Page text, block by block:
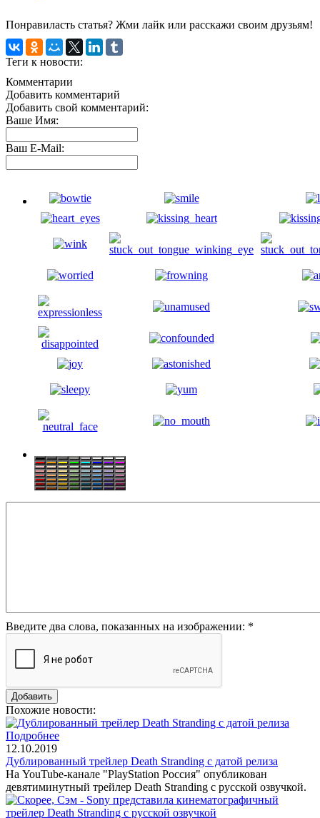
Понравиласть статья? Жми лайк или расскажи своим друзьям!
Теги к новости:
Комментарии
Добавить комментарий
Добавить свой комментарий:
Ваше Имя:
Ваш E-Mail:
Введите два слова, показанных на изображении: *
Похожие новости:
Подробнее
12.10.2019
Дублированный трейлер Death Stranding с датой релиза
На YouTube-канале "PlayStation Россия" опубликован
девятиминутный трейлер Death Stranding с русской озвучкой.